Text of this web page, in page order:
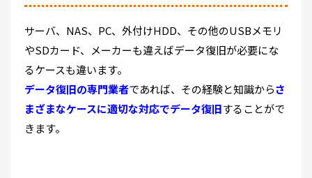
サーバ、NAS、PC、外付けHDD、その他のUSBメモリ
やSDカード、メーカーも違えばデータ復旧が必要にな
るケースも違います。
データ復旧の専門業者であれば、その経験と知識からさ
まざまなケースに適切な対応でデータ復旧することがで
きます。